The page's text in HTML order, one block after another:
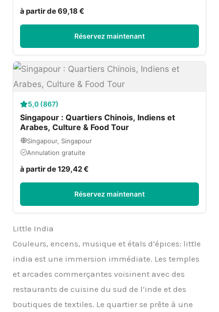
à partir de 69,18 €
Réservez maintenant
5,0 (867)
Singapour : Quartiers Chinois, Indiens et
Arabes, Culture & Food Tour
Singapour, Singapour
Annulation gratuite
à partir de 129,42 €
Réservez maintenant
Little India
Couleurs, encens, musique et étals d’épices: little
india est une immersion immédiate. Les temples
et arcades commerçantes voisinent avec des
restaurants de cuisine du sud de l’inde et des
boutiques de textiles. Le quartier se prête à une